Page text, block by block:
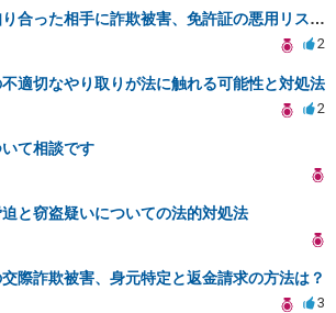
出会い系で知り合った相手に詐欺被害、免許証の悪用リスクと対策。
2
適切なやり取りが法に触れる可能性と対処法
2
て相談です
と窃盗疑いについての法的対処法
際詐欺被害、身元特定と返金請求の方法は？
3